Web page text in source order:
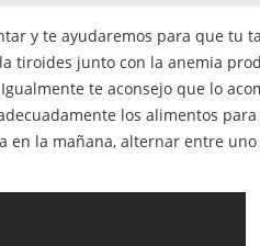
y te ayudaremos para que tu
tiroides junto con la anemia
te aconsejo que lo
los alimentos
la mañana, alternar entre